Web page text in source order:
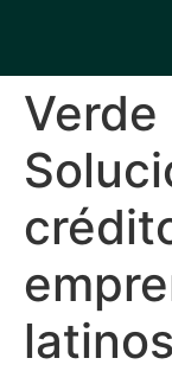
Verde
latinos